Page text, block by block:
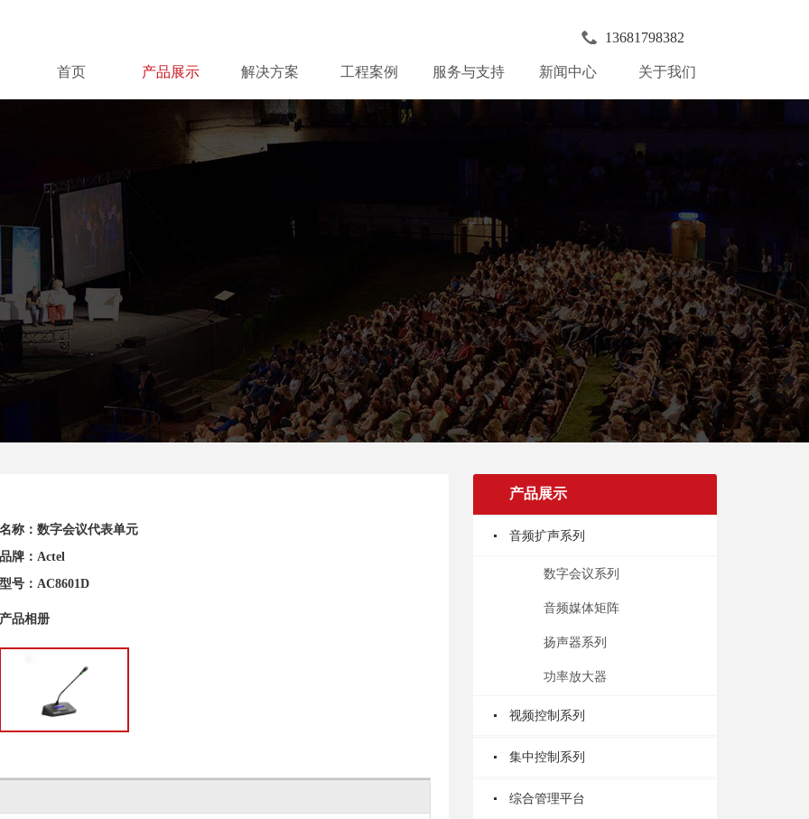
13681798382
首页 产品展示 解决方案 工程案例 服务与支持 新闻中心 关于我们
名称：数字会议代表单元
品牌：Actel
型号：AC8601D
产品相册
产品展示
音频扩声系列
数字会议系列
音频媒体矩阵
扬声器系列
功率放大器
视频控制系列
集中控制系列
综合管理平台